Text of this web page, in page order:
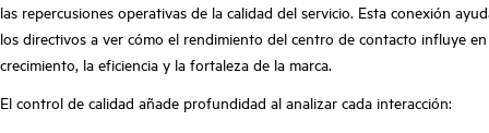
las repercusiones operativas de la calidad del servicio. Esta conexión
los directivos a ver cómo el rendimiento del centro de contacto influye
crecimiento, la eficiencia y la fortaleza de la marca.
El control de calidad añade profundidad al analizar cada interacción: